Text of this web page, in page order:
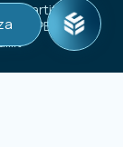
e Partita IVA
| PEC: